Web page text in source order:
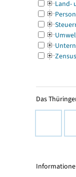
Land-
Zensus
Das